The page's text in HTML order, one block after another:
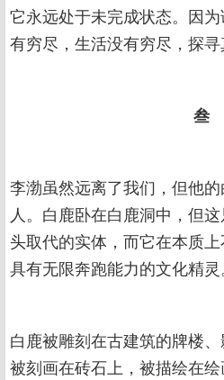
它永远处于未完成状态。因
有穷尽，生活没有穷尽，探寻
叁
李渤虽然远离了我们，但他
人。白鹿卧在白鹿洞中，但
头取代的实体，而它在本质
具有无限奔跑能力的文化精灵
白鹿被雕刻在古建筑的牌楼、
被刻画在砖石上，被描绘在